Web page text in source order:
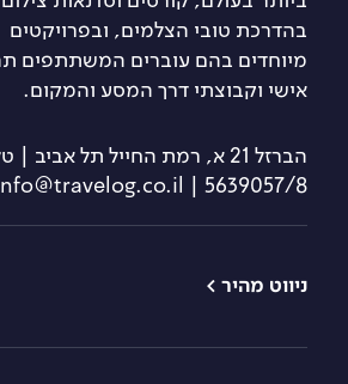
בהדרכת טובי הצלמים, ובפרויקטים
מיוחדים בהם עוברים המשתתפים
אישי וקבוצתי דרך המסע והמקום.
5639057/8 | info@travelog.co.il
ניווט מהיר >
קורסי צילום